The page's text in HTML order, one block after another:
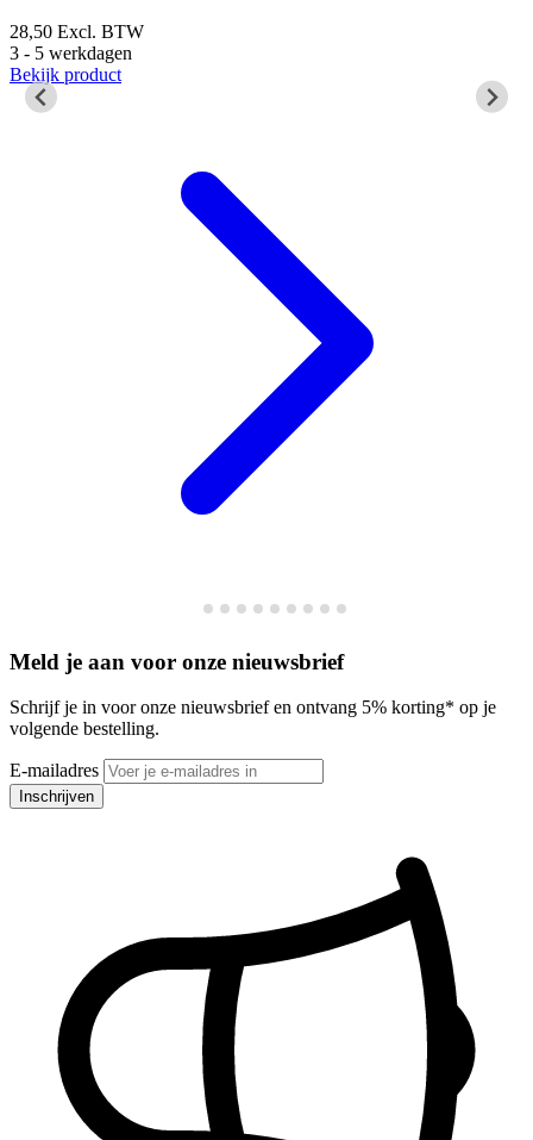
28,50 Excl. BTW
3 - 5 werkdagen
Bekijk product
Meld je aan voor onze nieuwsbrief
Schrijf je in voor onze nieuwsbrief en ontvang 5% korting* op je
volgende bestelling.
E-mailadres
Inschrijven